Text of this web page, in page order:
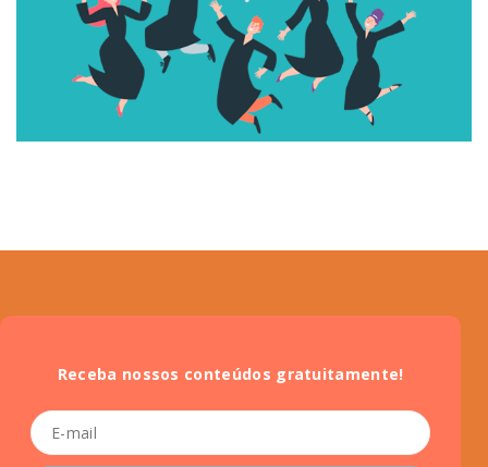
Receba nossos conteúdos gratuitamente!